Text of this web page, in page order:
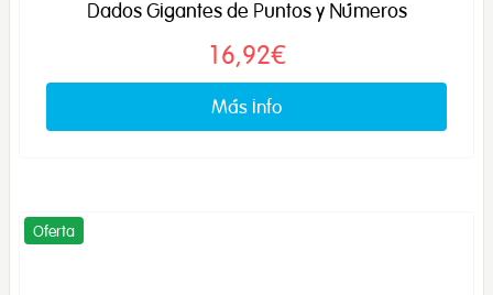
Dados Gigantes de Puntos y Números
16,92€
Más info
Oferta